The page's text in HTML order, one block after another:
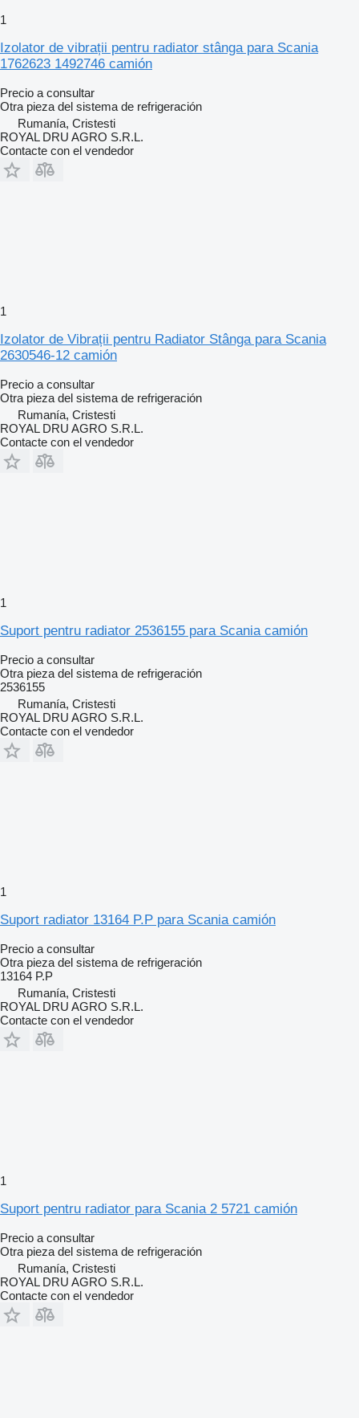
1
Izolator de vibrații pentru radiator stânga para Scania
1762623 1492746 camión
Precio a consultar
Otra pieza del sistema de refrigeración
Rumanía, Cristesti
ROYAL DRU AGRO S.R.L.
Contacte con el vendedor
1
Izolator de Vibrații pentru Radiator Stânga para Scania
2630546-12 camión
Precio a consultar
Otra pieza del sistema de refrigeración
Rumanía, Cristesti
ROYAL DRU AGRO S.R.L.
Contacte con el vendedor
1
Suport pentru radiator 2536155 para Scania camión
Precio a consultar
Otra pieza del sistema de refrigeración
2536155
Rumanía, Cristesti
ROYAL DRU AGRO S.R.L.
Contacte con el vendedor
1
Suport radiator 13164 P.P para Scania camión
Precio a consultar
Otra pieza del sistema de refrigeración
13164 P.P
Rumanía, Cristesti
ROYAL DRU AGRO S.R.L.
Contacte con el vendedor
1
Suport pentru radiator para Scania 2 5721 camión
Precio a consultar
Otra pieza del sistema de refrigeración
Rumanía, Cristesti
ROYAL DRU AGRO S.R.L.
Contacte con el vendedor